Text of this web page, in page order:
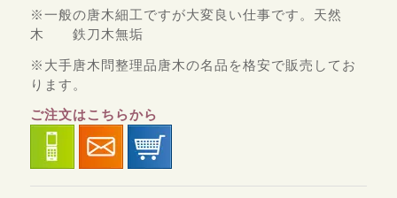
※一般の唐木細工ですが大変良い仕事です。天然
木 鉄刀木無垢
※大手唐木問整理品唐木の名品を格安で販売してお
ります。
ご注文はこちらから